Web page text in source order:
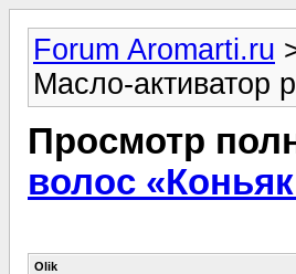
Forum Aromarti.ru
Масло-активатор
Просмотр
волос
Olik